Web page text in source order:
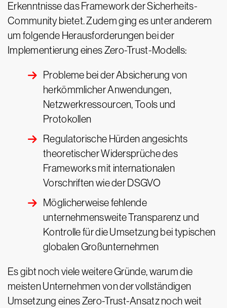
Erkenntnisse das Framework der Sicherheits-
Community bietet. Zudem ging es unter anderem
um folgende Herausforderungen bei der
Implementierung eines Zero-Trust-Modells:
Probleme bei der Absicherung von
herkömmlicher Anwendungen,
Netzwerkressourcen, Tools und
Protokollen
Regulatorische Hürden angesichts
theoretischer Widersprüche des
Frameworks mit internationalen
Vorschriften wie der DSGVO
Möglicherweise fehlende
unternehmensweite Transparenz und
Kontrolle für die Umsetzung bei typischen
globalen Großunternehmen
Es gibt noch viele weitere Gründe, warum die
meisten Unternehmen von der vollständigen
Umsetzung eines Zero-Trust-Ansatz noch weit